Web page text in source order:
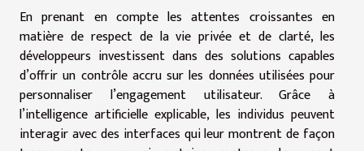
En prenant en compte les attentes croissantes en
matière de respect de la vie privée et de clarté, les
développeurs investissent dans des solutions capables
d’offrir un contrôle accru sur les données utilisées pour
personnaliser l’engagement utilisateur. Grâce à
l’intelligence artificielle explicable, les individus peuvent
interagir avec des interfaces qui leur montrent de façon